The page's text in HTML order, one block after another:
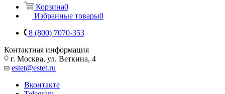
Корзина0
Избранные товары0
8 (800) 7070-353
Контактная информация
г. Москва, ул. Веткина, 4
estet@estet.ru
Вконтакте